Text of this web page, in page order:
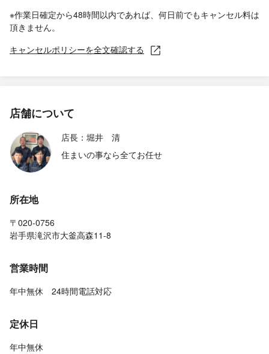
※作業日確定から48時間以内であれば、何日前でもキャンセル料は
頂きません。
キャンセルポリシーを全文確認する
店舗について
店長：堀井 清
住まいの事なら全てお任せ
所在地
〒020-0756
岩手県滝沢市大釜高森11-8
営業時間
年中無休 24時間電話対応
定休日
年中無休